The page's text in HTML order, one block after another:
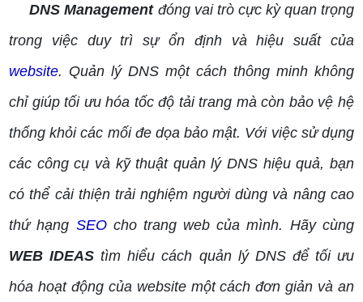
DNS Managementđóng vai trò cực kỳ quan trọng
trong việc duy trì sự ổn định và hiệu suất của
website. Quản lý DNS một cách thông minh không
chỉ giúp tối ưu hóa tốc độ tải trang mà còn bảo vệ hệ
thống khỏi các mối đe dọa bảo mật. Với việc sử dụng
các công cụ và kỹ thuật quản lý DNS hiệu quả, bạn
có thể cải thiện trải nghiệm người dùng và nâng cao
thứ hạng SEOcho trang web của mình. Hãy cùng
WEB IDEAS tìm hiểu cách quản lý DNS để tối ưu
hóa hoạt động của website một cách đơn giản và an